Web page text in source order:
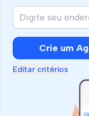
Crie um
Editar critérios